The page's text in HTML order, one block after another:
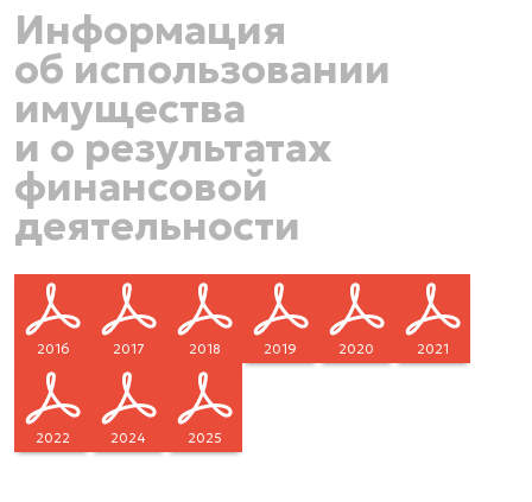
Информация
об использовании
имущества
и о результатах
финансовой
деятельности
2016 2017 2018 2019 2020 2021
2022 2024 2025